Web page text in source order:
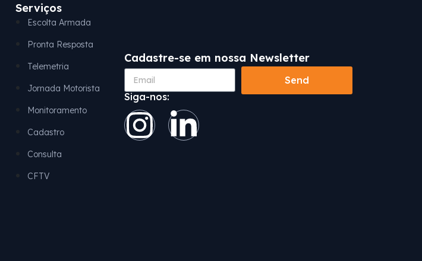
Serviços
Escolta Armada
Pronta Resposta
Telemetria
Jornada Motorista
Monitoramento
Cadastro
Consulta
CFTV
Cadastre-se em nossa Newsletter
Send
Siga-nos: